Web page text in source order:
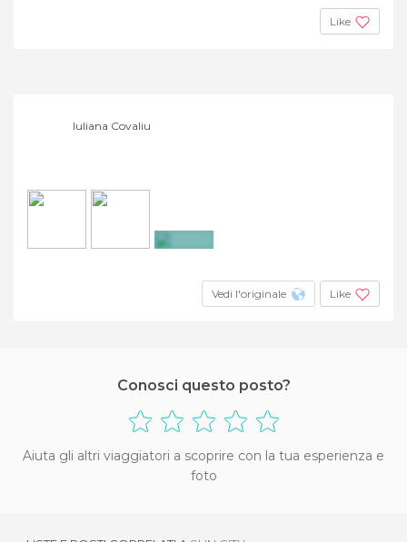
Like
Iuliana Covaliu
Vedi l'originale Like
Conosci questo posto?
Aiuta gli altri viaggiatori a scoprire con la tua esperienza e
foto